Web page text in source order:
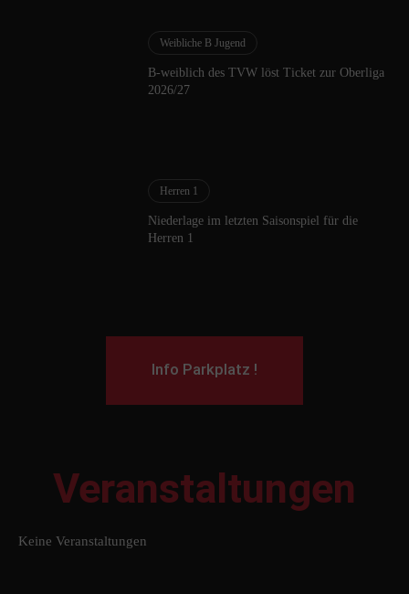
Weibliche B Jugend
B-weiblich des TVW löst Ticket zur Oberliga
2026/27
Herren 1
Niederlage im letzten Saisonspiel für die
Herren 1
Info Parkplatz !
Veranstaltungen
Keine Veranstaltungen